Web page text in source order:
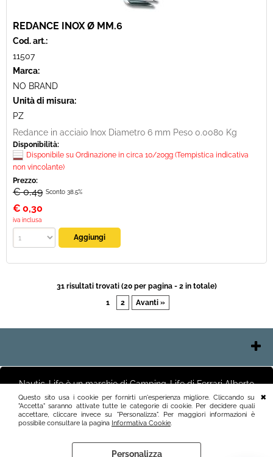
Questo sito usa i cookie per fornirti un'esperienza migliore. Cliccando su
"Accetta" saranno attivate tutte le categorie di cookie. Per decidere quali
accettare, cliccare invece su "Personalizza". Per maggiori informazioni è
possibile consultare la pagina Informativa Cookie.
Personalizza
REDANCE INOX Ø MM.6
Cod. art.:
11507
Marca:
NO BRAND
Unità di misura:
PZ
Redance in acciaio Inox Diametro 6 mm Peso 0.0080 Kg
Disponibilità:
Disponibile su Ordinazione in circa 10/20gg (Tempistica indicativa
non vincolante)
Prezzo:
€ 0,49 Sconto 38.5%
€ 0,30
iva inclusa
31 risultati trovati (20 per pagina - 2 in totale)
1
2 Avanti »
Spedizioni
Recesso e Condizioni
Nautic-Life è un marchio di Camping-Life di Ferrari Alberto
Negozio e Uffici Via Polesine 2 25125 Brescia (BS) Magazzino
Via Friuli 3 25125 Brescia (BS)P.I.03411250982 info@nautic-life.it